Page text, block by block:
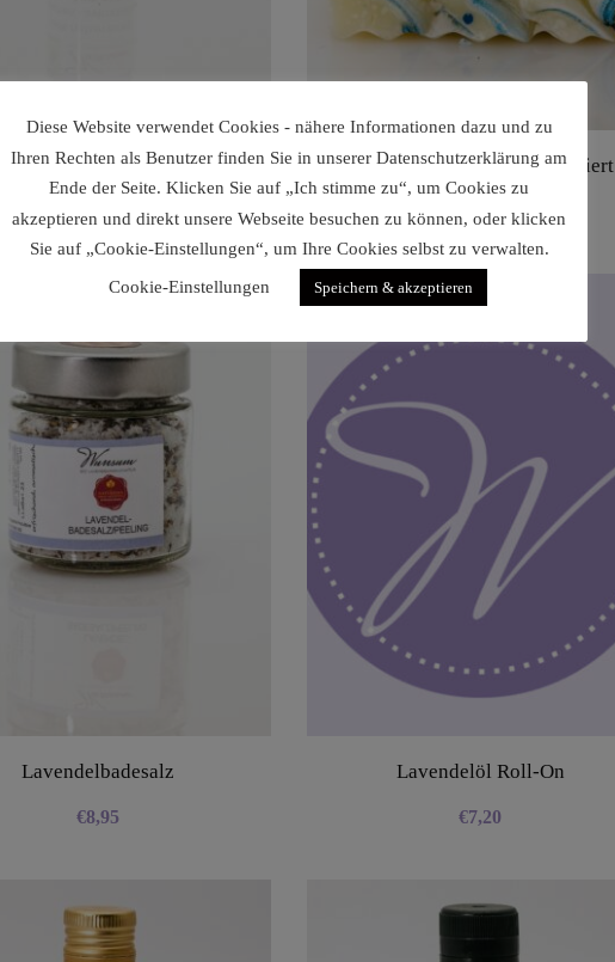
Lavendel-Öl Angustifolia Lavendelseife Blau-Marmoriert
5,20
Lavendelbadesalz
€8,95
Lavendelöl Roll-On
€7,20
Diese Website verwendet Cookies - nähere Informationen dazu und zu
Ihren Rechten als Benutzer finden Sie in unserer Datenschutzerklärung am
Ende der Seite. Klicken Sie auf „Ich stimme zu“, um Cookies zu
akzeptieren und direkt unsere Webseite besuchen zu können, oder klicken
Sie auf „Cookie-Einstellungen“, um Ihre Cookies selbst zu verwalten.
Cookie-Einstellungen
Speichern & akzeptieren